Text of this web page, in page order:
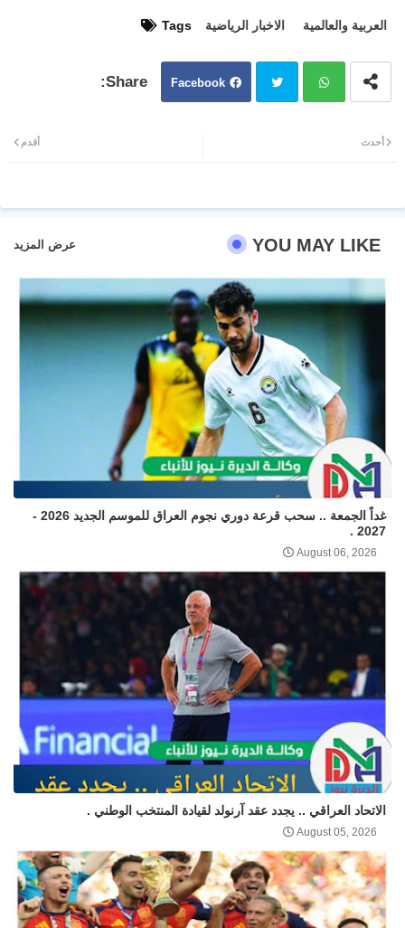
Tags الاخبار الرياضية العربية والعالمية
Facebook
أحدث أقدم
YOU MAY LIKE عرض المزيد
غداً الجمعة .. سحب قرعة دوري نجوم العراق للموسم الجديد 2026 -
2027 .
August 06, 2026
الاتحاد العراقي .. يجدد عقد آرنولد لقيادة المنتخب الوطني .
August 05, 2026